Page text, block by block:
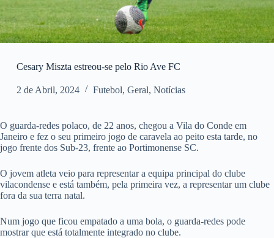
Cesary Miszta estreou-se pelo Rio Ave FC
2 de Abril, 2024 Futebol, Geral, Notícias
O guarda-redes polaco, de 22 anos, chegou a Vila do Conde em
Janeiro e fez o seu primeiro jogo de caravela ao peito esta tarde, no
jogo frente dos Sub-23, frente ao Portimonense SC.
O jovem atleta veio para representar a equipa principal do clube
vilacondense e está também, pela primeira vez, a representar um clube
fora da sua terra natal.
Num jogo que ficou empatado a uma bola, o guarda-redes pode
mostrar que está totalmente integrado no clube.